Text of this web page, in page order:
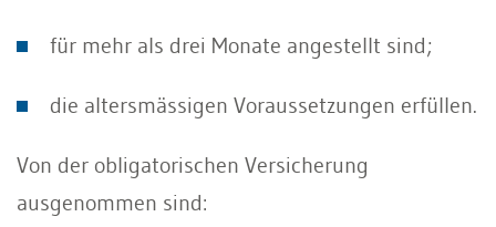
für mehr als drei Monate angestellt sind;
die altersmässigen Voraussetzungen erfüllen.
Von der obligatorischen Versicherung
ausgenommen sind: